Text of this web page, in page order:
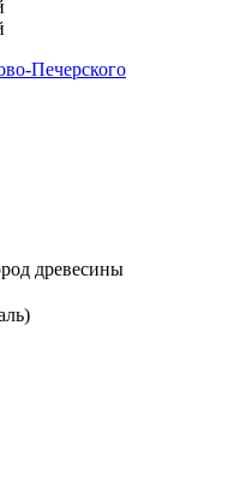
Печерского
древесины